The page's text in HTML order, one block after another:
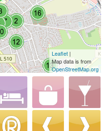
Leaflet|
Map data is from
OpenStreetMap.org